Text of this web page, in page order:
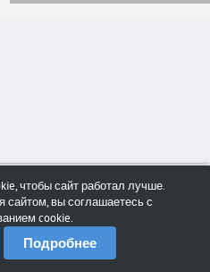
чтобы сайт работал лучше.
сайтом, вы соглашаетесь с
cookie.
Подробнее